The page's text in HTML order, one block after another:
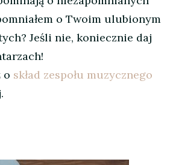
o Twoim ulubionym
Jeśli nie, koniecznie daj
o skład zespołu muzycznego